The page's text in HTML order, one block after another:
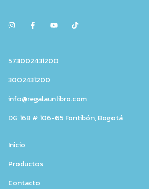
573002431200
3002431200
info@regalaunlibro.com
DG 16B # 106-65 Fontibón, Bogotá
Inicio
Productos
Contacto